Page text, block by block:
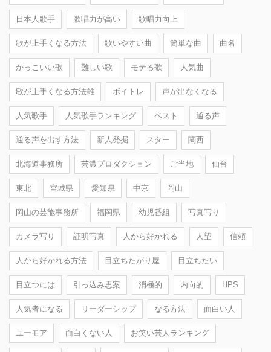
日本人歌手 歌唱力が高い 歌唱力向上
歌が上手くなる方法 歌いやすい曲 簡単な曲 曲名
かっこいい歌 難しい歌 モテる歌 人気曲
歌が上手くなる方法雄 ボイトレ 声が出なくなる
人気歌手 人気歌手ランキング ベスト 通る声
通る声を出す方法 新人発掘 スター 関西
北海道事務所 芸濃プロダクション ご当地 仙台
東北 宮城県 愛知県 中京 岡山
岡山の芸能事務所 福岡県 幼児番組 写真写り
カメラ写り 証明写真 人から好かれる 人望 信頼
人から好かれる方法 目立ちたがり屋 目立ちたい
目立つには 引っ込み思案 消極的 内向的 HPS
人気者になる リーダーシップ なる方法 面白い人
ユーモア 面白くない人 お笑い芸人ランキング